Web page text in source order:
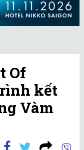
Of
kết
Vàm